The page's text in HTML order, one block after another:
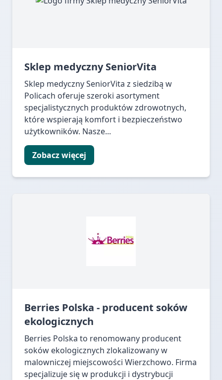
Sklep medyczny SeniorVita
Sklep medyczny SeniorVita z siedzibą w
Policach oferuje szeroki asortyment
specjalistycznych produktów zdrowotnych,
które wspierają komfort i bezpieczeństwo
użytkowników. Nasze...
Zobacz więcej
Berries Polska - producent soków
ekologicznych
Berries Polska to renomowany producent
soków ekologicznych zlokalizowany w
malowniczej miejscowości Wierzchowo. Firma
specjalizuje się w produkcji i dystrybucji